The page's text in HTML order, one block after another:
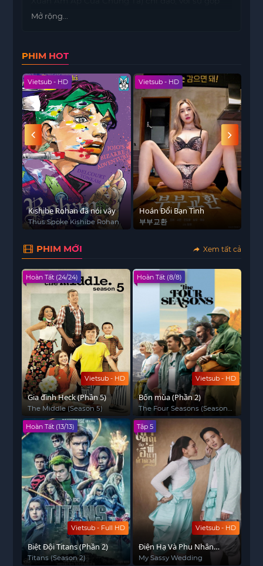
mặt của các diễn viên chính như Quan Hiểu
Trọng Sinh, Cửu Trọng Tử), Cao Lộ, Mao Tuấn Kiệt,
vì biến cố gia đình mà trở về quê hương Trát Trát
Đình, rồi ở độ tuổi mông lung nhất cuộc đời, cô
gặp chàng trai thị trấn Hình Vũ. Hai người đồng
hành cùng nhau từ năm cuối cấp ba cho đến lúc
lên đại học rồi chia xa, mỗi người trưởng thành
theo con đường riêng. Tám năm sau, định mệnh
để họ gặp lại nhau. Khi trở lại thành phố, cả hai
tiếp tục nỗ lực trên hành trình riêng của mình.
Cuối cùng trên con đường theo đuổi ước mơ sự
nghiệp, họ cũng tìm lại được đối phương. Hóa ra
ánh sáng rực rỡ ấy chưa từng tắt đi. Bộ phim sẽ
Quốc tế (iQ.com).
Mở rộng...
PHIM HOT
Vietsub - HD
Kishibe Rohan đã nói vậy
Thus Spoke Kishibe Rohan
Vietsub - HD
Hoán Đổi Bạn Tình
부부교환
PHIM MỚI Xem tất cả
Vietsub - HD
Hoàn Tất (24/24)
Gia đình Heck (Phần 5)
The Middle (Season 5)
Vietsub - HD
Hoàn Tất (8/8)
Bốn mùa (Phần 2)
The Four Seasons (Season
2)
Vietsub - Full HD
Hoàn Tất (13/13)
Biệt Đội Titans (Phần 2)
Titans (Season 2)
Vietsub - HD
Tập 5
Điện Hạ Và Phu Nhân
Kamduang
My Sassy Wedding